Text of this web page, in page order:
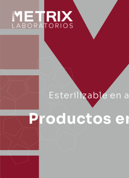
Esterilizable en
Productos